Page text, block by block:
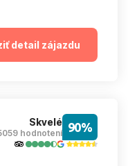
detail zájazdu
Skvelé
hodnotení 90%